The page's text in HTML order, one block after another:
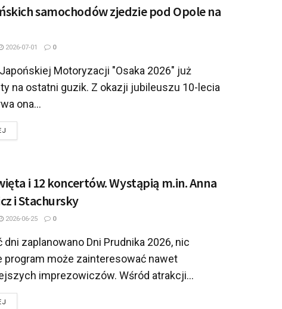
samochodów zjedzie pod Opole na
2026-07-01 0
Motoryzacji "Osaka 2026" już
na ostatni guzik. Z okazji jubileuszu 10-lecia
ona...
i 12 koncertów. Wystąpią m.in. Anna
i Stachursky
2026-06-25 0
dni zaplanowano Dni Prudnika 2026, nic
program może zainteresować nawet
imprezowiczów. Wśród atrakcji...